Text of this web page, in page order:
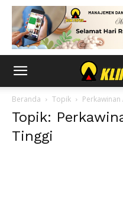
Beranda Topik Perkawinan
Topik:
Tinggi